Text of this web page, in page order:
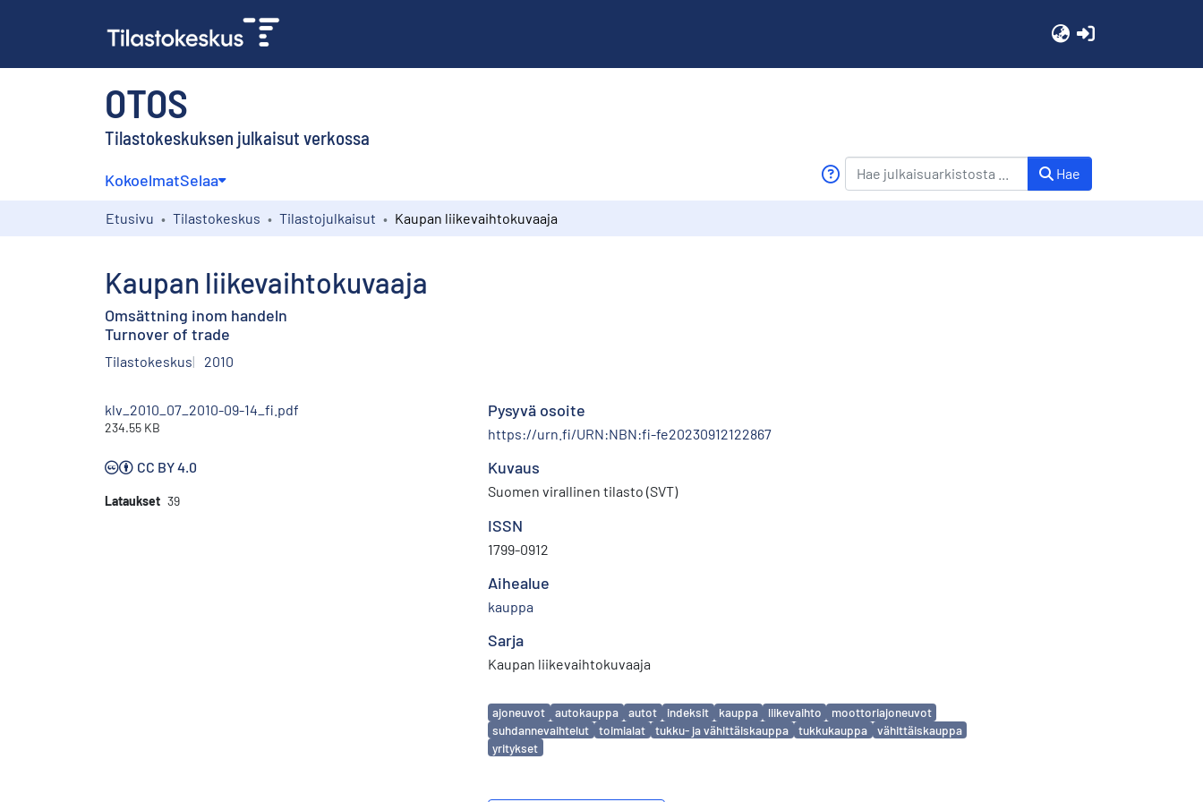
OTOS
Tilastokeskuksen julkaisut verkossa
KokoelmatSelaa Hae
Etusivu Tilastokeskus Tilastojulkaisut Kaupan liikevaihtokuvaaja
Kaupan liikevaihtokuvaaja
Omsättning inom handeln
Turnover of trade
Tilastokeskus 2010
klv_2010_07_2010-09-14_fi.pdf
234.55 KB
CC BY 4.0
Lataukset 39
Pysyvä osoite
https://urn.fi/URN:NBN:fi-fe20230912122867
Kuvaus
Suomen virallinen tilasto (SVT)
ISSN
1799-0912
Aihealue
kauppa
Sarja
Kaupan liikevaihtokuvaaja
Avainsanat
ajoneuvot autokauppa autot indeksit kauppa liikevaihto
moottoriajoneuvot
suhdannevaihtelut
toimialat tukku- ja vähittäiskauppa tukkukauppa
vähittäiskauppa
yritykset